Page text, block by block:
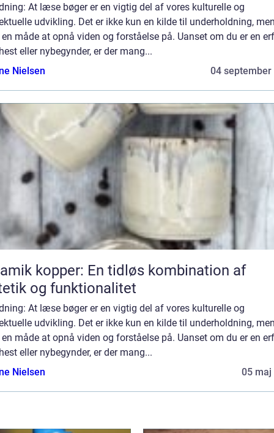
At læse bøger er en vigtig del af vores kulturelle og
udvikling. Det er ikke kun en kilde til underholdning,
måde at opnå viden og forståelse på. Uanset om du er en
eller nybegynder, er der mang...
Nielsen
04 september
kopper: En tidløs kombination af
og funktionalitet
At læse bøger er en vigtig del af vores kulturelle og
udvikling. Det er ikke kun en kilde til underholdning,
måde at opnå viden og forståelse på. Uanset om du er en
eller nybegynder, er der mang...
Nielsen
05 maj